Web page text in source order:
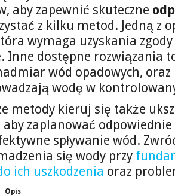
aby zapewnić skuteczne
z kilku metod. Jedną z
wymaga uzyskania
Inne dostępne rozwiązania
wód opadowych, oraz
wodę w
metody kieruj się także
aby zaplanować
spływanie wód.
się wody przy
ich uszkodzenia oraz
Opis